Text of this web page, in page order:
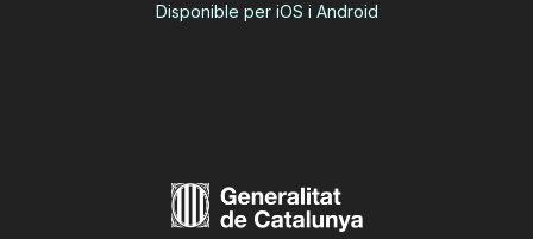
Disponible per iOS i Android